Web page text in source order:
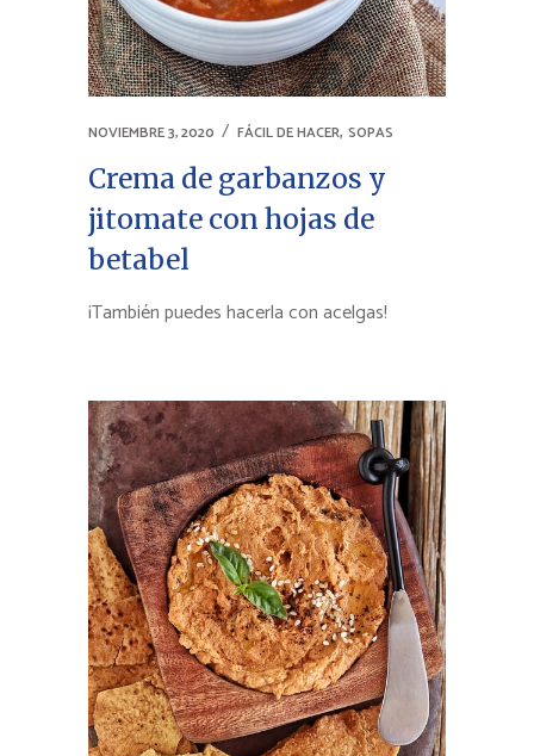
NOVIEMBRE 3, 2020 FÁCIL DE HACER, SOPAS
Crema de garbanzos y
jitomate con hojas de
betabel
¡También puedes hacerla con acelgas!